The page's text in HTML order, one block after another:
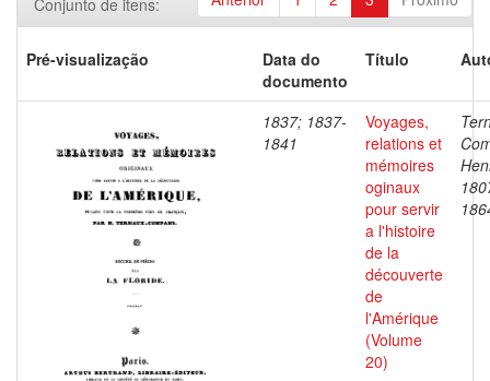
Conjunto de itens:
Pré-visualização
Data do
documento
Título
1837; 1837-
1841
Voyages,
relations et
mémoires
oginaux
pour servir
a l'histoire
de la
découverte
de
l'Amérique
(Volume
20)